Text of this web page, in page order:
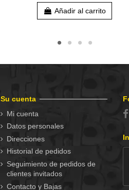
Añadir al carrito
Su cuenta
Mi cuenta
Datos personales
Direcciones
Historial de pedidos
Seguimiento de pedidos de
clientes invitados
Contacto y Bajas